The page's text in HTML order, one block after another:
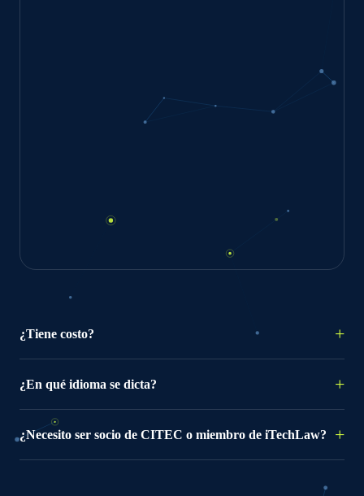
¿Tiene costo?
¿En qué idioma se dicta?
¿Necesito ser socio de CITEC o miembro de iTechLaw?